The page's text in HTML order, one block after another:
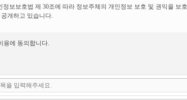
정보보호법 제 30조에 따라 정보주체의 개인정보 보호 및 권익을
개하고 있습니다.
용에 동의합니다.